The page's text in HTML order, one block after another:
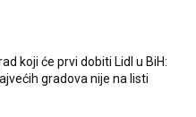
koji će prvi dobiti Lidl u BiH:
gradova nije na listi